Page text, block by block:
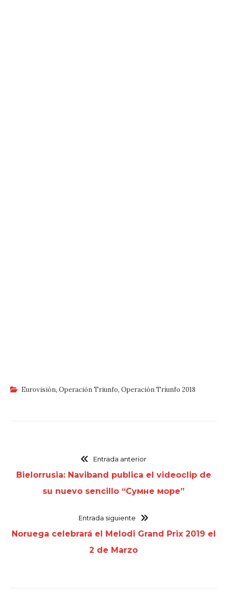
Eurovisión, Operación Triunfo, Operación Triunfo 2018
Entrada anterior
Bielorrusia: Naviband publica el videoclip de
su nuevo sencillo “Сумне море”
Entrada siguiente
Noruega celebrará el Melodi Grand Prix 2019 el
2 de Marzo